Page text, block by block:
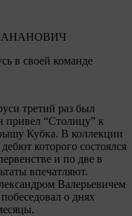
КАНАНОВИЧ
в своей команде
третий раз был
“Столицу” к
Кубка. В коллекции
которого состоялся
и по две в
впечатляют.
Валерьевичем
о днях